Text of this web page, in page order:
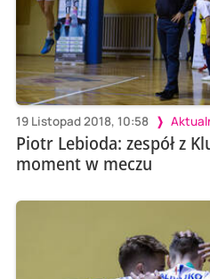
19 Listopad 2018, 10:58
Piotr Lebioda: zespół z
moment w meczu